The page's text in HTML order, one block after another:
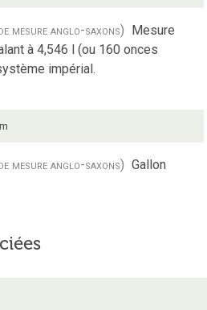
mesure anglo-saxons) Mesure
à 4,546 l (ou 160 onces
impérial.
mesure anglo-saxons) Gallon